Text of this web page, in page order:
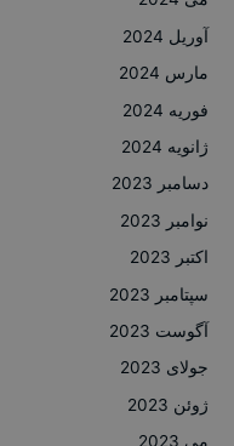
آوریل 2024
مارس 2024
فوریه 2024
ژانویه 2024
دسامبر 2023
نوامبر 2023
اکتبر 2023
سپتامبر 2023
آگوست 2023
جولای 2023
ژوئن 2023
می 2023